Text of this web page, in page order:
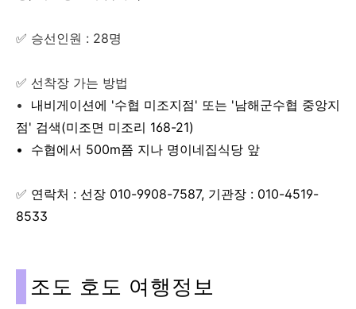
✅ 승선인원 : 28명
✅ 선착장 가는 방법
• 내비게이션에 '수협 미조지점' 또는 '남해군수협 중앙지
점' 검색(미조면 미조리 168-21)
• 수협에서 500m쯤 지나 명이네집식당 앞
✅ 연락처 : 선장 010-9908-7587, 기관장 : 010-4519-
8533
조도 호도 여행정보